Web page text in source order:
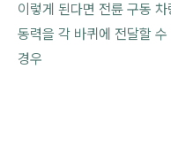
이렇게 된다면 전륜 구동
동력을 각 바퀴에 전달할
경우